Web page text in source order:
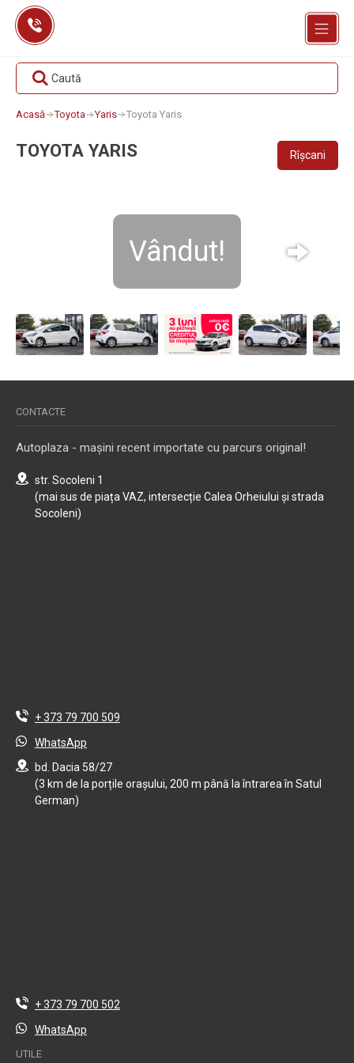
Skip
content
Caută
Acasă Toyota Yaris Toyota Yaris
TOYOTA YARIS Rîșcani
Vândut!
CONTACTE
Autoplaza - mașini recent importate cu parcurs original!
str. Socoleni 1
(mai sus de piața VAZ, intersecție Calea Orheiului și strada
Socoleni)
+ 373 79 700 509
WhatsApp
bd. Dacia 58/27
(3 km de la porțile orașului, 200 m până la întrarea în Satul
German)
+ 373 79 700 502
WhatsApp
UTILE